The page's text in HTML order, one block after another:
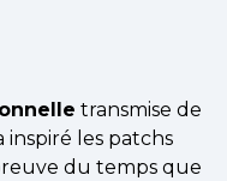
transmise de
les patchs
du temps que